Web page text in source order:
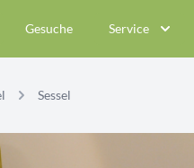
Gesuche Service
Sessel